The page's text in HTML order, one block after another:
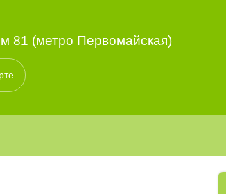
81 (метро Первомайская)